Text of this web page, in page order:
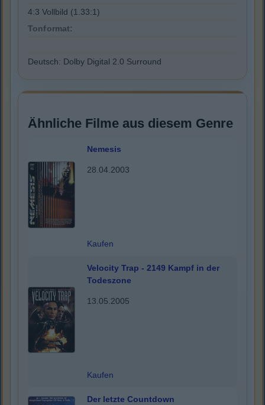
4:3 Vollbild (1.33:1)
Tonformat:
Deutsch: Dolby Digital 2.0 Surround
Ähnliche Filme aus diesem Genre
Nemesis
28.04.2003
Kaufen
Velocity Trap - 2149 Kampf in der
Todeszone
13.05.2005
Kaufen
Der letzte Countdown